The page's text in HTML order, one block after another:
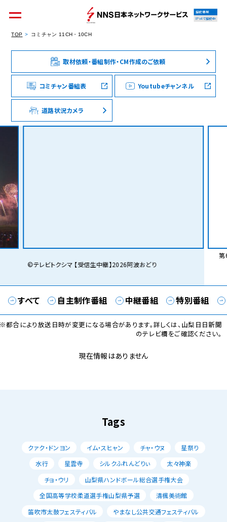
個人のお客様 集合住宅オーナーの方
法人のお客様 料金シミュレーション
接続情報
IPv4で接続中
TOP コミチャン 11CH・10CH
取材依頼・番組制作・CM作成のご依頼
コミチャン番組表 Youtubeチャンネル
道路状況カメラ
©テレビトクシマ 【受信生中継】2026阿波おどり
第
すべて 自主制作番組 中継番組 特別番組
都合により放送日時が変更になる場合があります。詳しくは、山梨日日新聞
のテレビ欄をご確認ください。
現在情報はありません
Tags
クァク・ドンヨン イム・スヒャン チャ・ウヌ
星祭り
水行
星雲寺 シルクふれんどりぃ
太々神楽
チョ・ウリ
山梨県ハンドボール総合選手権大会
全国高等学校柔道選手権山梨県予選
清楓美術館
笛吹市太鼓フェスティバル
やまなし公共交通フェスティバル